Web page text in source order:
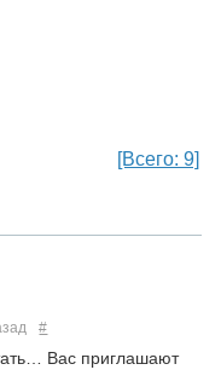
[Всего: 9]
#
Вас приглашают